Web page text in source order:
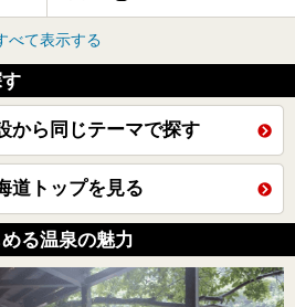
べて表示する
から同じテーマで探す
道トップを見る
る温泉の魅力